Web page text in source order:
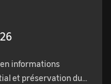
informations
et préservation du…